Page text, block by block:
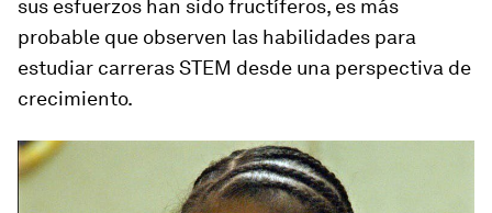
sus esfuerzos han sido fructíferos, es más
probable que observen las habilidades para
estudiar carreras STEM desde una perspectiva de
crecimiento.